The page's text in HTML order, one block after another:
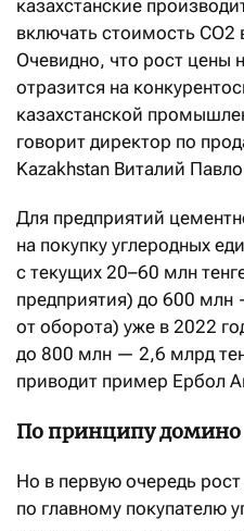
казахстанские
включать стоимость СО2
Очевидно, что рост цены
отразится на
казахстанской
говорит директор по
Kazakhstan Виталий
Для предприятий
на покупку углеродных
с текущих 20–60 млн
предприятия) до 600
от оборота) уже в 2022
до 800 млн — 2,6 млрд
приводит пример Ербол
По принципу домино
Но в первую очередь рост
по главному покупателю